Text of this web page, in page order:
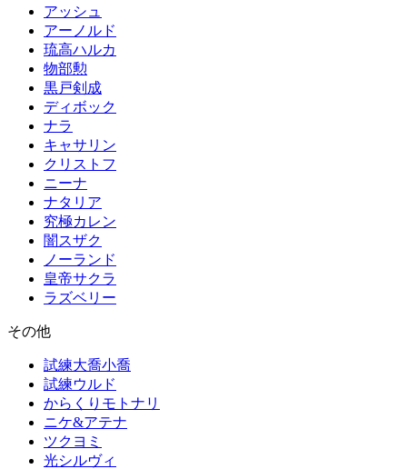
アッシュ
アーノルド
琉高ハルカ
物部勲
黒戸剣成
ディボック
ナラ
キャサリン
クリストフ
ニーナ
ナタリア
究極カレン
闇スザク
ノーランド
皇帝サクラ
ラズベリー
その他
試練大喬小喬
試練ウルド
からくりモトナリ
ニケ&アテナ
ツクヨミ
光シルヴィ